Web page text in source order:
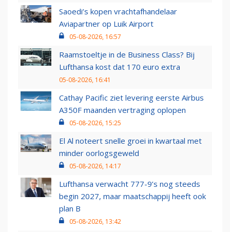
Saoedi’s kopen vrachtafhandelaar
Aviapartner op Luik Airport
05-08-2026, 16:57
Raamstoeltje in de Business Class? Bij
Lufthansa kost dat 170 euro extra
05-08-2026, 16:41
Cathay Pacific ziet levering eerste Airbus
A350F maanden vertraging oplopen
05-08-2026, 15:25
El Al noteert snelle groei in kwartaal met
minder oorlogsgeweld
05-08-2026, 14:17
Lufthansa verwacht 777-9’s nog steeds
begin 2027, maar maatschappij heeft ook
plan B
05-08-2026, 13:42